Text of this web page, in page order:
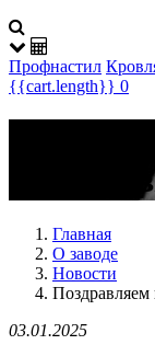
Профнастил
{{cart.length}} 0
Главная
О заводе
Новости
03.01.2025